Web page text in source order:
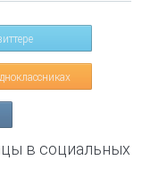
в социальных